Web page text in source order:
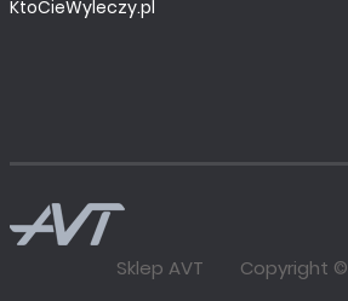
KtoCieWyleczy.pl
Sklep AVT Copyright ©